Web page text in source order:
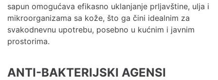
sapun omogućava efikasno uklanjanje prljavštine, ulja i
mikroorganizama sa kože, što ga čini idealnim za
svakodnevnu upotrebu, posebno u kućnim i javnim
prostorima.
ANTI-BAKTERIJSKI AGENSI